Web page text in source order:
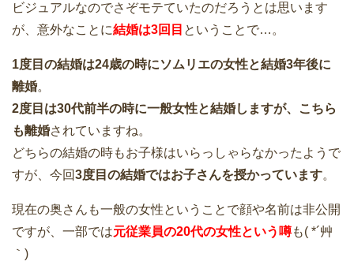
ビジュアルなのでさぞモテていたのだろうとは思います
が、意外なことに結婚は3回目 ということで…。
1度目の結婚は24歳の時にソムリエの女性と結婚3年後に
離婚。
2度目は30代前半の時に一般女性と結婚しますが、こちら
も離婚されていますね。
どちらの結婚の時もお子様はいらっしゃらなかったようで
すが、今回3度目の結婚ではお子さんを授かっています。
現在の奥さんも一般の女性ということで顔や名前は非公開
ですが、一部では元従業員の20代の女性という噂も( *´艸
｀)